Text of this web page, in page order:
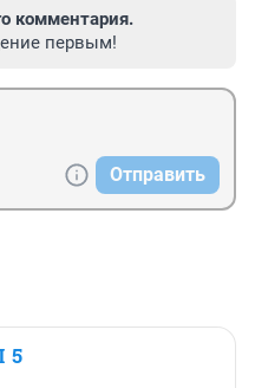
комментария.
первым!
Отправить
5